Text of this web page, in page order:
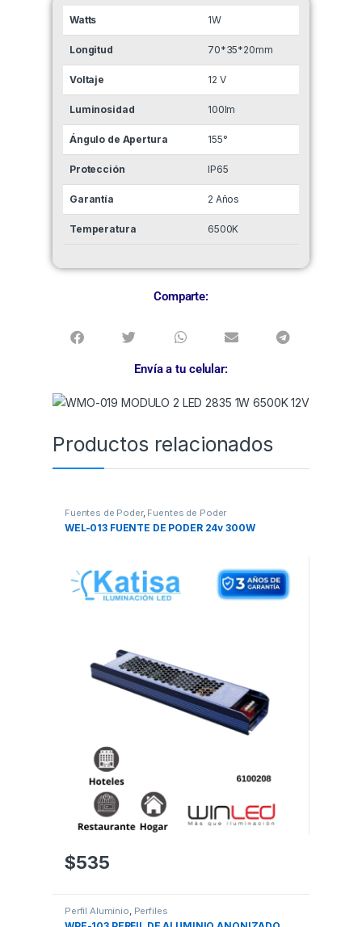
Watts 1W
Longitud 70*35*20mm
Voltaje 12 V
Luminosidad 100lm
Ángulo de Apertura 155°
Protección IP65
Garantía 2 Años
Temperatura 6500K
Comparte:
Envía a tu celular:
Productos relacionados
Fuentes de Poder, Fuentes de Poder
WEL-013 FUENTE DE PODER 24v 300W
$535
Perfil Aluminio, Perfiles